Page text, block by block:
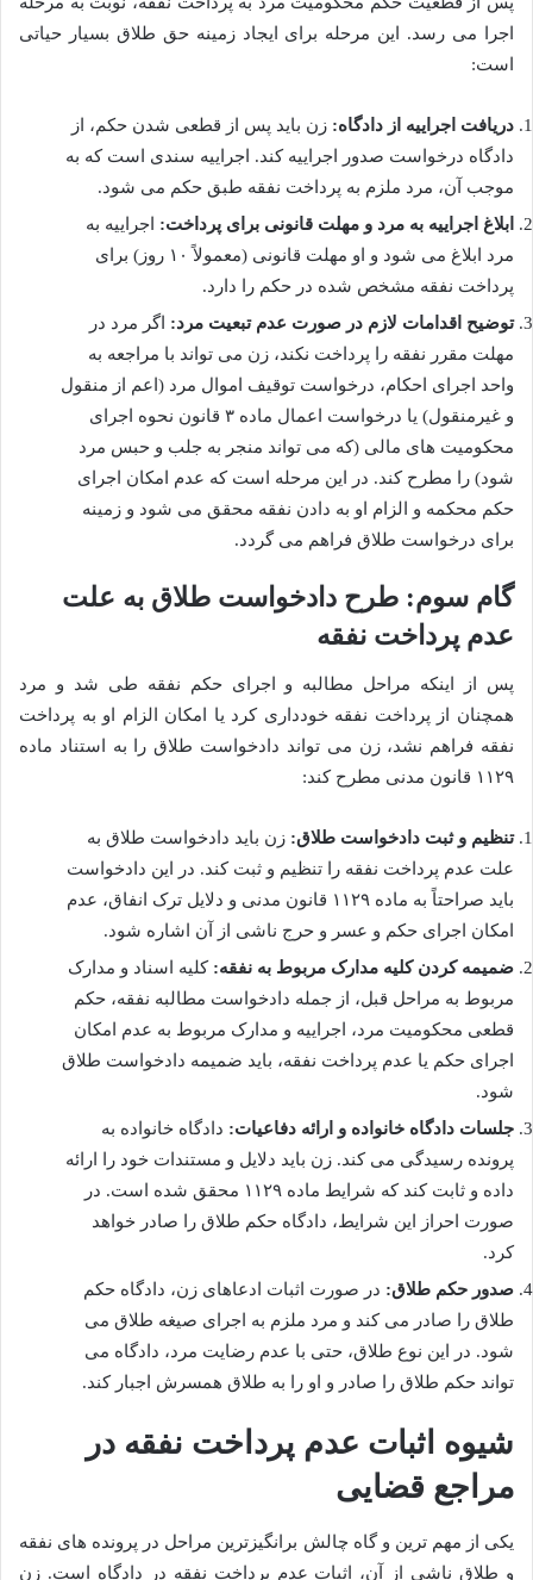
اجرا می رسد. این مرحله برای ایجاد زمینه حق طلاق بسیار حیاتی
است:
دریافت اجراییه از دادگاه: زن باید پس از قطعی شدن حکم، از
دادگاه درخواست صدور اجراییه کند. اجراییه سندی است که به
موجب آن، مرد ملزم به پرداخت نفقه طبق حکم می شود.
ابلاغ اجراییه به مرد و مهلت قانونی برای پرداخت: اجراییه به
مرد ابلاغ می شود و او مهلت قانونی (معمولاً ۱۰ روز) برای
پرداخت نفقه مشخص شده در حکم را دارد.
توضیح اقدامات لازم در صورت عدم تبعیت مرد: اگر مرد در
مهلت مقرر نفقه را پرداخت نکند، زن می تواند با مراجعه به
واحد اجرای احکام، درخواست توقیف اموال مرد (اعم از منقول
و غیرمنقول) یا درخواست اعمال ماده ۳ قانون نحوه اجرای
محکومیت های مالی (که می تواند منجر به جلب و حبس مرد
شود) را مطرح کند. در این مرحله است که عدم امکان اجرای
حکم محکمه و الزام او به دادن نفقه محقق می شود و زمینه
برای درخواست طلاق فراهم می گردد.
گام سوم: طرح دادخواست طلاق به علت
عدم پرداخت نفقه
پس از اینکه مراحل مطالبه و اجرای حکم نفقه طی شد و مرد
همچنان از پرداخت نفقه خودداری کرد یا امکان الزام او به پرداخت
نفقه فراهم نشد، زن می تواند دادخواست طلاق را به استناد ماده
۱۱۲۹ قانون مدنی مطرح کند:
تنظیم و ثبت دادخواست طلاق: زن باید دادخواست طلاق به
علت عدم پرداخت نفقه را تنظیم و ثبت کند. در این دادخواست
باید صراحتاً به ماده ۱۱۲۹ قانون مدنی و دلایل ترک انفاق، عدم
امکان اجرای حکم و عسر و حرج ناشی از آن اشاره شود.
ضمیمه کردن کلیه مدارک مربوط به نفقه: کلیه اسناد و مدارک
مربوط به مراحل قبل، از جمله دادخواست مطالبه نفقه، حکم
قطعی محکومیت مرد، اجراییه و مدارک مربوط به عدم امکان
اجرای حکم یا عدم پرداخت نفقه، باید ضمیمه دادخواست طلاق
شود.
جلسات دادگاه خانواده و ارائه دفاعیات: دادگاه خانواده به
پرونده رسیدگی می کند. زن باید دلایل و مستندات خود را ارائه
داده و ثابت کند که شرایط ماده ۱۱۲۹ محقق شده است. در
صورت احراز این شرایط، دادگاه حکم طلاق را صادر خواهد
کرد.
صدور حکم طلاق: در صورت اثبات ادعاهای زن، دادگاه حکم
طلاق را صادر می کند و مرد ملزم به اجرای صیغه طلاق می
شود. در این نوع طلاق، حتی با عدم رضایت مرد، دادگاه می
تواند حکم طلاق را صادر و او را به طلاق همسرش اجبار کند.
شیوه اثبات عدم پرداخت نفقه در
مراجع قضایی
یکی از مهم ترین و گاه چالش برانگیزترین مراحل در پرونده های نفقه
و طلاق ناشی از آن، اثبات عدم پرداخت نفقه در دادگاه است. زن